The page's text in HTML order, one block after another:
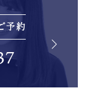
予約